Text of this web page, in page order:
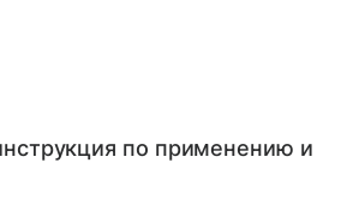
по применению и